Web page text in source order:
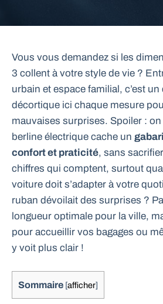
Vous vous demandez si les
3 collent à votre style de vie ?
urbain et espace familial, c’est
décortique ici chaque mesure
mauvaises surprises. Spoiler :
berline électrique cache un
confort et praticité, sans
chiffres qui comptent, surtout
voiture doit s’adapter à votre
ruban dévoilait des surprises ?
longueur optimale pour la ville,
pour accueillir vos bagages ou
y voit plus clair !
Sommaire [afficher]